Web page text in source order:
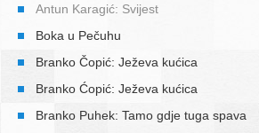
Antun Karagić: Svijest
Boka u Pečuhu
Branko Čopić: Ježeva kućica
Branko Ćopić: Ježeva kućica
Branko Puhek: Tamo gdje tuga spava